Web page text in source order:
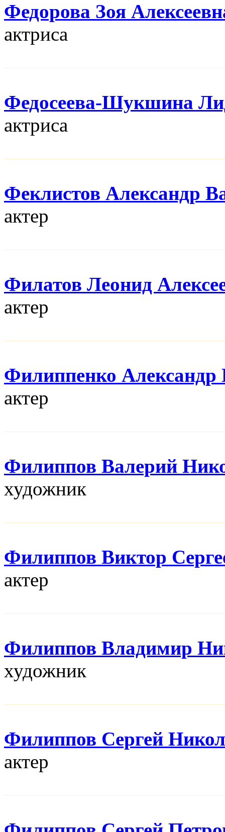
Федорова Зоя
актриса
Федосеева-Шукшина
актриса
Феклистов Александр
актер
Филатов Леонид
актер
Филиппенко Александр
актер
Филиппов Валерий
художник
Филиппов Виктор
актер
Филиппов Владимир
художник
Филиппов Сергей
актер